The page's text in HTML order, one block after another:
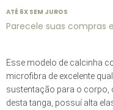
ATÉ 6X SEM JUROS
Parecele suas compras
Esse modelo de calcinha
microfibra de excelente
sustentação para o corpo,
desta tanga, possuí alta